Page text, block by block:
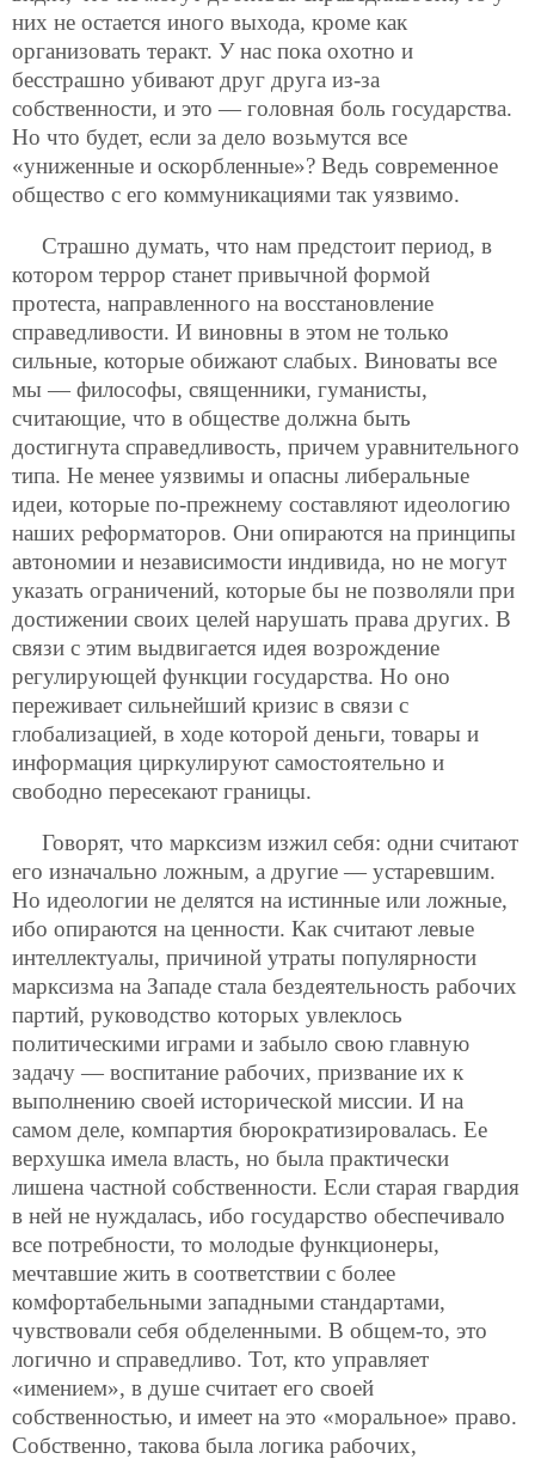
них не остается иного выхода, кроме как
организовать теракт. У нас пока охотно и
бесстрашно убивают друг друга из-за
собственности, и это — головная боль государства.
Но что будет, если за дело возьмутся все
«униженные и оскорбленные»? Ведь современное
общество с его коммуникациями так уязвимо.
Страшно думать, что нам предстоит период, в
котором террор станет привычной формой
протеста, направленного на восстановление
справедливости. И виновны в этом не только
сильные, которые обижают слабых. Виноваты все
мы — философы, священники, гуманисты,
считающие, что в обществе должна быть
достигнута справедливость, причем уравнительного
типа. Не менее уязвимы и опасны либеральные
идеи, которые по-прежнему составляют идеологию
наших реформаторов. Они опираются на принципы
автономии и независимости индивида, но не могут
указать ограничений, которые бы не позволяли при
достижении своих целей нарушать права других. В
связи с этим выдвигается идея возрождение
регулирующей функции государства. Но оно
переживает сильнейший кризис в связи с
глобализацией, в ходе которой деньги, товары и
информация циркулируют самостоятельно и
свободно пересекают границы.
Говорят, что марксизм изжил себя: одни считают
его изначально ложным, а другие — устаревшим.
Но идеологии не делятся на истинные или ложные,
ибо опираются на ценности. Как считают левые
интеллектуалы, причиной утраты популярности
марксизма на Западе стала бездеятельность рабочих
партий, руководство которых увлеклось
политическими играми и забыло свою главную
задачу — воспитание рабочих, призвание их к
выполнению своей исторической миссии. И на
самом деле, компартия бюрократизировалась. Ее
верхушка имела власть, но была практически
лишена частной собственности. Если старая гвардия
в ней не нуждалась, ибо государство обеспечивало
все потребности, то молодые функционеры,
мечтавшие жить в соответствии с более
комфортабельными западными стандартами,
чувствовали себя обделенными. В общем-то, это
логично и справедливо. Тот, кто управляет
«имением», в душе считает его своей
собственностью, и имеет на это «моральное» право.
Собственно, такова была логика рабочих,